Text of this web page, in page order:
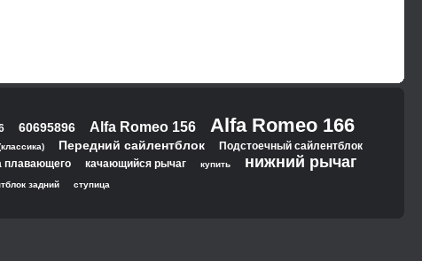
60695896 Alfa Romeo 156 Alfa Romeo 166
Передний сайлентблок Подстоечный сайлентблок
плавающего качающийся рычаг купить нижний рычаг
задний ступица